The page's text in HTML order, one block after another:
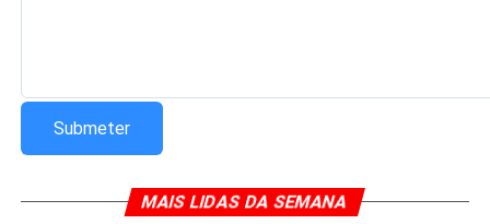
MAIS LIDAS DA SEMANA